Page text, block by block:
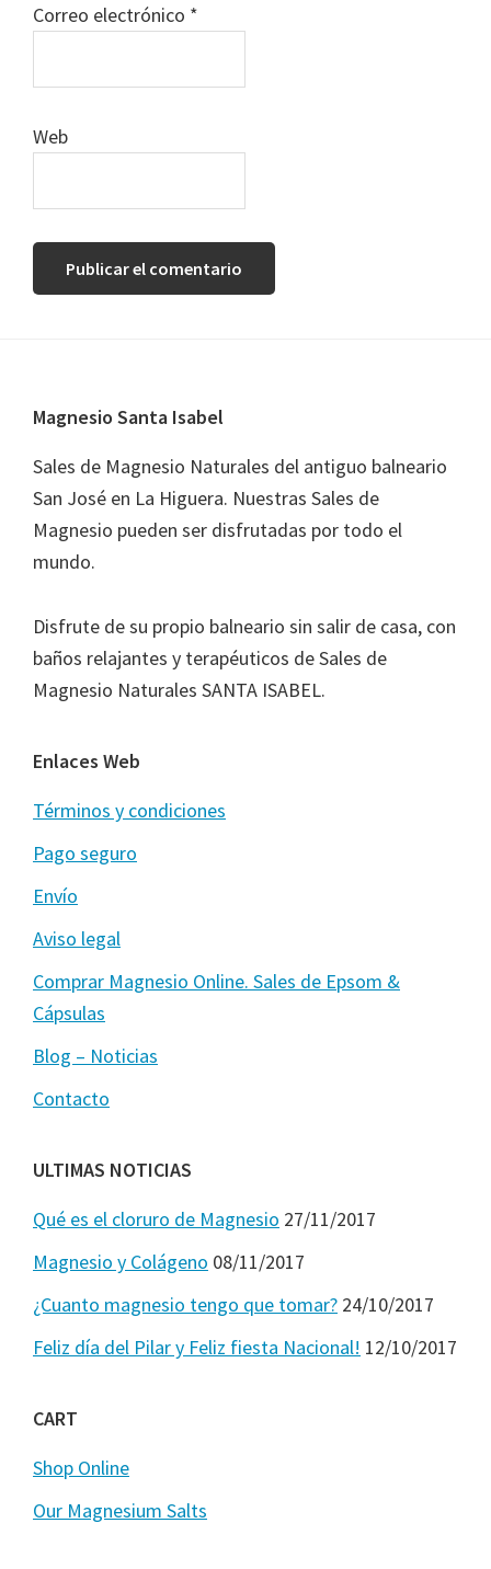
Correo electrónico *
Web
Footer
Magnesio Santa Isabel
Sales de Magnesio Naturales del antiguo balneario
San José en La Higuera. Nuestras Sales de
Magnesio pueden ser disfrutadas por todo el
mundo.
Disfrute de su propio balneario sin salir de casa, con
baños relajantes y terapéuticos de Sales de
Magnesio Naturales SANTA ISABEL.
Enlaces Web
Términos y condiciones
Pago seguro
Envío
Aviso legal
Comprar Magnesio Online. Sales de Epsom &
Cápsulas
Blog – Noticias
Contacto
ULTIMAS NOTICIAS
Qué es el cloruro de Magnesio 27/11/2017
Magnesio y Colágeno 08/11/2017
¿Cuanto magnesio tengo que tomar? 24/10/2017
Feliz día del Pilar y Feliz fiesta Nacional! 12/10/2017
CART
Shop Online
Our Magnesium Salts